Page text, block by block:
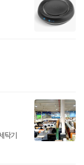
탁기